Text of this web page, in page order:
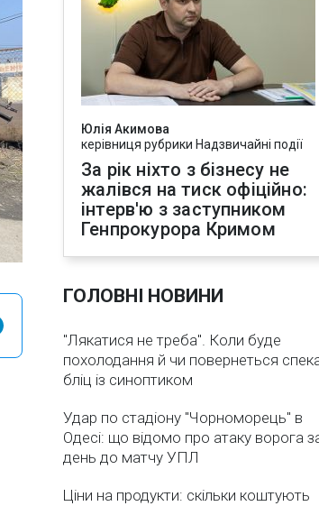
Юлія Акимова
керівниця рубрики Надзвичайні події
За рік ніхто з бізнесу не
жалівся на тиск офіційно:
інтерв'ю з заступником
Генпрокурора Кримом
ГОЛОВНІ НОВИНИ
"Лякатися не треба". Коли буде
похолодання й чи повернеться
бліц із синоптиком
Удар по стадіону "Чорноморець" в
Одесі: що відомо про атаку ворога
день до матчу УПЛ
Ціни на продукти: скільки коштують